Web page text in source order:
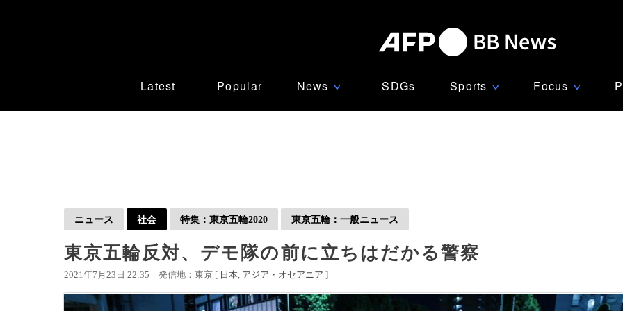
Latest Popular News ∨ SDGs Sports ∨ Focus ∨
ニュース 社会 特集：東京五輪2020 東京五輪：一般ニュース
東京五輪反対、デモ隊の前に立ちはだかる警察
2021年7月23日 22:35 発信地：東京 [ 日本 アジア・オセアニア ]